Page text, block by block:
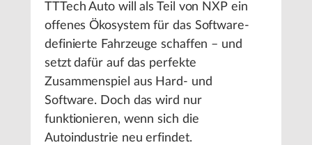
TTTech Auto will als Teil von NXP ein
offenes Ökosystem für das Software-
definierte Fahrzeuge schaffen – und
setzt dafür auf das perfekte
Zusammenspiel aus Hard- und
Software. Doch das wird nur
funktionieren, wenn sich die
Autoindustrie neu erfindet.